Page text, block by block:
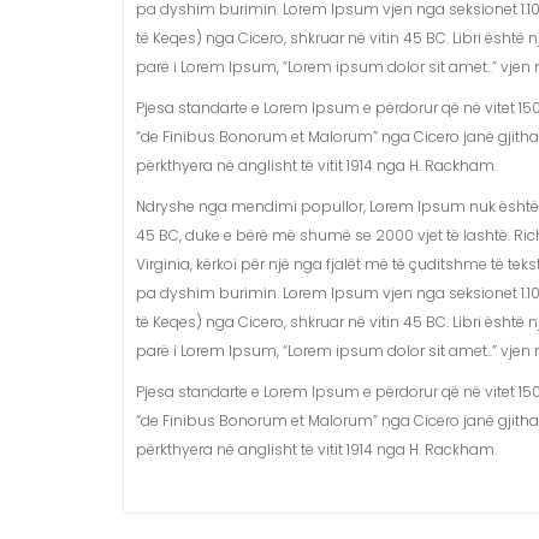
pa dyshim burimin. Lorem Ipsum vjen nga seksionet
të Keqes) nga Cicero, shkruar në vitin 45 BC. Libri
parë i Lorem Ipsum, “Lorem ipsum dolor sit amet..” vjen
Pjesa standarte e Lorem Ipsum e përdorur që në vitet
“de Finibus Bonorum et Malorum” nga Cicero janë
përkthyera në anglisht të vitit 1914 nga H. Rackham.
Ndryshe nga mendimi popullor, Lorem Ipsum nuk
45 BC, duke e bërë më shumë se 2000 vjet të lashtë.
Virginia, kërkoi për një nga fjalët më të çuditshme të
pa dyshim burimin. Lorem Ipsum vjen nga seksionet
të Keqes) nga Cicero, shkruar në vitin 45 BC. Libri
parë i Lorem Ipsum, “Lorem ipsum dolor sit amet..” vjen
Pjesa standarte e Lorem Ipsum e përdorur që në vitet
“de Finibus Bonorum et Malorum” nga Cicero janë
përkthyera në anglisht të vitit 1914 nga H. Rackham.